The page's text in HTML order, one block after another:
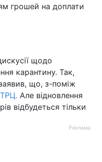
грошей на доплати
щодо
карантину. Так,
що, з-поміж
ТРЦ. Але відновлення
відбудеться тільки
Реклама